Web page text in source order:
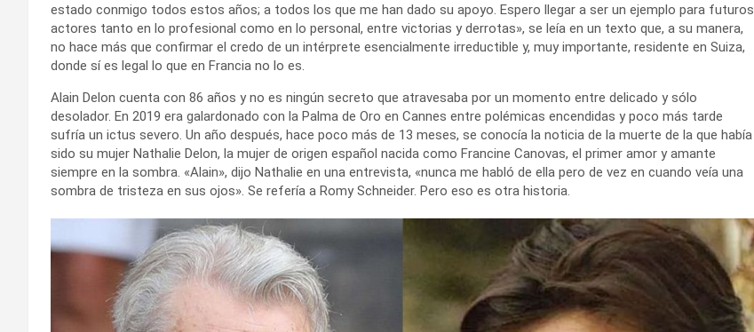
estado conmigo todos estos años; a todos los que me han dado su apoyo. Espero llegar a ser un ejemplo para futuros
actores tanto en lo profesional como en lo personal, entre victorias y derrotas», se leía en un texto que, a su manera,
no hace más que confirmar el credo de un intérprete esencialmente irreductible y, muy importante, residente en Suiza,
donde sí es legal lo que en Francia no lo es.
Alain Delon cuenta con 86 años y no es ningún secreto que atravesaba por un momento entre delicado y sólo
desolador. En 2019 era galardonado con la Palma de Oro en Cannes entre polémicas encendidas y poco más tarde
sufría un ictus severo. Un año después, hace poco más de 13 meses, se conocía la noticia de la muerte de la que había
sido su mujer Nathalie Delon, la mujer de origen español nacida como Francine Canovas, el primer amor y amante
siempre en la sombra. «Alain», dijo Nathalie en una entrevista, «nunca me habló de ella pero de vez en cuando veía una
sombra de tristeza en sus ojos». Se refería a Romy Schneider. Pero eso es otra historia.